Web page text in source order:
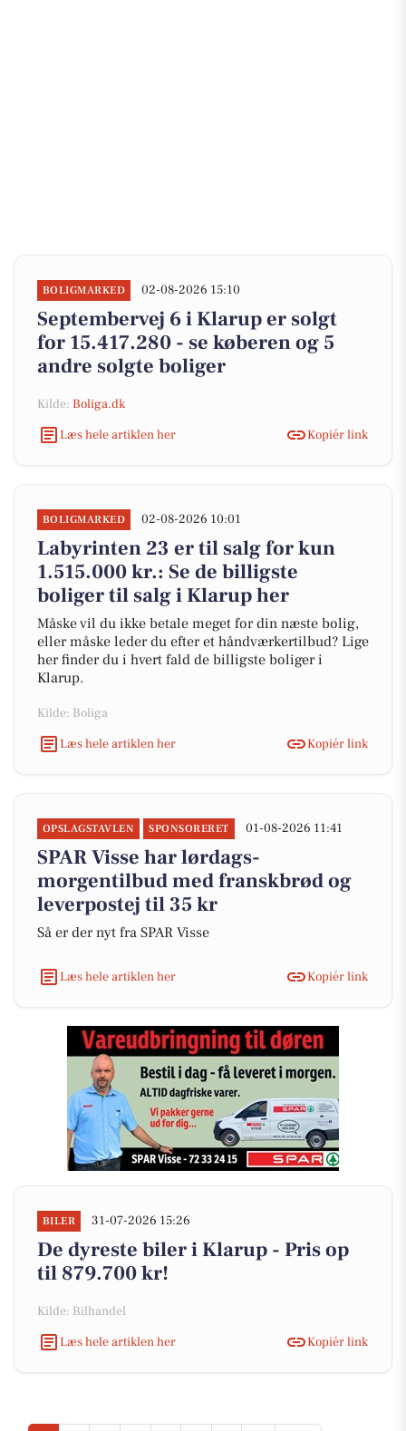
BOLIGMARKED 02-08-2026 15:10
Septembervej 6 i Klarup er solgt
for 15.417.280 - se køberen og 5
andre solgte boliger
Kilde: Boliga.dk
Læs hele artiklen her
Kopiér link
BOLIGMARKED 02-08-2026 10:01
Labyrinten 23 er til salg for kun
1.515.000 kr.: Se de billigste
boliger til salg i Klarup her
Måske vil du ikke betale meget for din næste bolig,
eller måske leder du efter et håndværkertilbud? Lige
her finder du i hvert fald de billigste boliger i
Klarup.
Kilde: Boliga
Læs hele artiklen her
Kopiér link
OPSLAGSTAVLEN SPONSORERET 01-08-2026 11:41
SPAR Visse har lørdags-
morgentilbud med franskbrød og
leverpostej til 35 kr
Så er der nyt fra SPAR Visse
Læs hele artiklen her Kopiér link
BILER 31-07-2026 15:26
De dyreste biler i Klarup - Pris op
til 879.700 kr!
Kilde: Bilhandel
Læs hele artiklen her
Kopiér link